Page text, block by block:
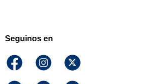
Seguinos en